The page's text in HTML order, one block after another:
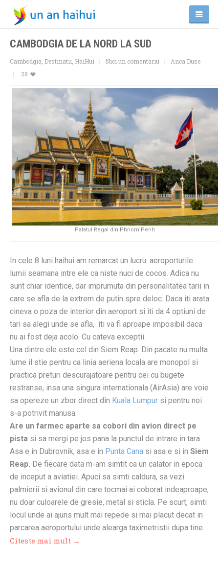
CAMBODGIA DE LA NORD LA SUD
Cambodgia Destinatii HaiHui Nici un comentariu
Anca Duse
29
Palatul Regal din Phnom Penh
In cele 8 luni haihui am remarcat un lucru: aeroporturile
lumii seamana intre ele ca niste nuci de cocos. Adica nu
sunt chiar identice, dar imprumuta din personalitatea tarii in
care se afla de la extrem de putin spre deloc. Daca iti arata
cineva o poza de interior din aeroport si iti da 4 optiuni de
tari sa alegi unde se afla, iti va fi aproape imposibil daca
nu ai fost deja acolo. Cu cateva exceptii.
Una dintre ele este cel din Siem Reap. Din pacate nu multa
lume il stie pentru ca linia aeriena locala are monopol si
practica preturi descurajatoare pentru cei cu bugete
restranse, insa una singura internationala (AirAsia) are voie
sa opereze un zbor direct din Kuala Lumpur si pentru noi
s-a potrivit manusa.
Are un farmec aparte sa cobori din avion direct pe
pista si sa mergi pe jos pana la punctul de intrare in tara.
Asa e in Dubrovnik, asa e in Punta Cana si asa e si in Siem
Reap. De fiecare data m-am simtit ca un calator in epoca
de inceput a aviatiei. Apuci sa simti caldura, sa vezi
palmierii si avionul din care tocmai ai coborat indeaproape,
nu doar culoarele de gresie, metal si sticla. Pe scurt, simti
locul unde ai ajuns mult mai repede si mai placut decat in
parcarea aeroportului unde alearga taximetristii dupa tine.
Citeste mai mult →